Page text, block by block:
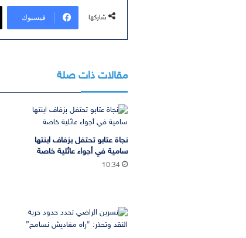
شاركها فيسبوك
مقالات ذات صلة
نجاة عتابو تحتفل بزفاف ابنتها
سامية في أجواء عائلية خاصة
10:34